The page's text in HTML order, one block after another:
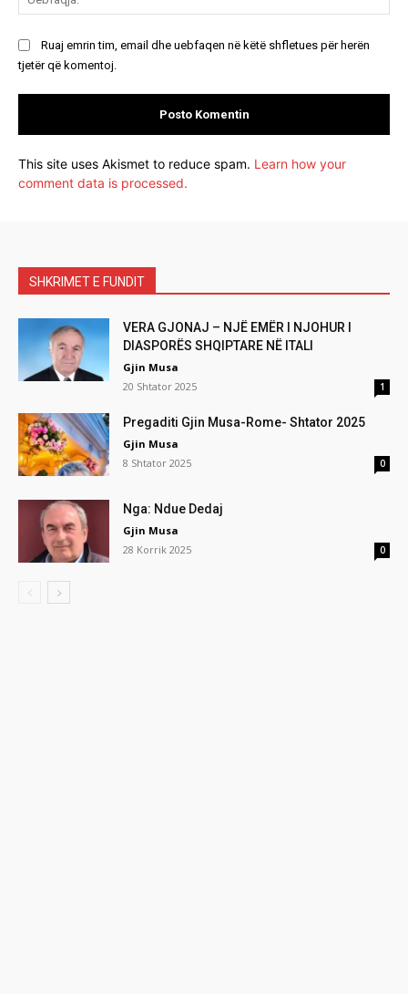
Ruaj emrin tim, email dhe uebfaqen në këtë shfletues për herën
tjetër që komentoj.
This site uses Akismet to reduce spam. Learn how your
comment data is processed.
SHKRIMET E FUNDIT
VERA GJONAJ – NJË EMËR I NJOHUR I
DIASPORËS SHQIPTARE NË ITALI
Gjin Musa
20 Shtator 2025
1
Pregaditi Gjin Musa-Rome- Shtator 2025
Gjin Musa
8 Shtator 2025
0
Nga: Ndue Dedaj
Gjin Musa
28 Korrik 2025
0